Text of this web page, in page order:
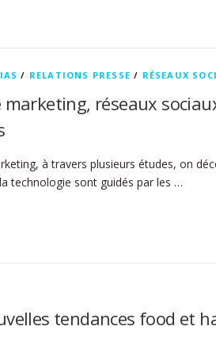
/ RELATIONS PRESSE / RÉSEAUX
marketing, réseaux
à travers plusieurs études, on
technologie sont guidés par les …
tendances food et